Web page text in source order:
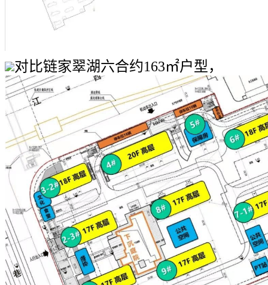
对比链家翠湖六合约163㎡户型，